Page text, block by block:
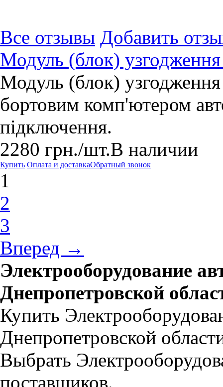
Все отзывы Добавить
Модуль (блок)
Модуль (блок) узгодження
бортовим комп'ютером
підключення.
2280 грн./шт.В наличии
Купить Оплата и доставкаОбратный звонок
1
2
3
Вперед →
Электрооборудование
Днепропетровской
Купить
Днепропетровской
Выбрать
поставщиков.